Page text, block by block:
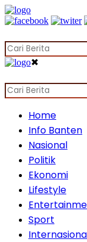
✖
Home
Info Banten
Nasional
Politik
Ekonomi
Lifestyle
Sport